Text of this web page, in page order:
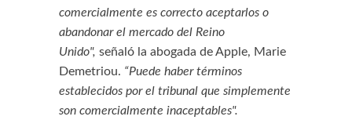
comercialmente es correcto aceptarlos o
abandonar el mercado del Reino
Unido", señaló la abogada de Apple, Marie
Demetriou. “Puede haber términos
establecidos por el tribunal que simplemente
son comercialmente inaceptables".